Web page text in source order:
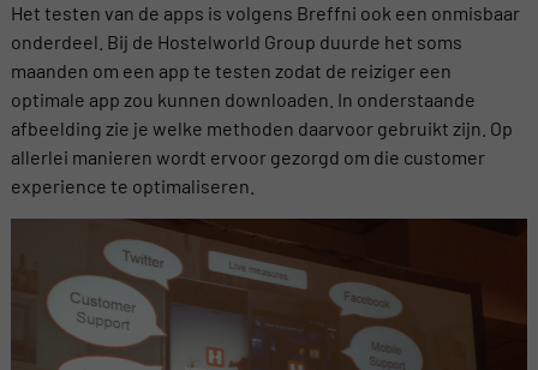
Het testen van de apps is volgens Breffni ook een onmisbaar
onderdeel. Bij de Hostelworld Group duurde het soms
maanden om een app te testen zodat de reiziger een
optimale app zou kunnen downloaden. In onderstaande
afbeelding zie je welke methoden daarvoor gebruikt zijn. Op
allerlei manieren wordt ervoor gezorgd om die customer
experience te optimaliseren.